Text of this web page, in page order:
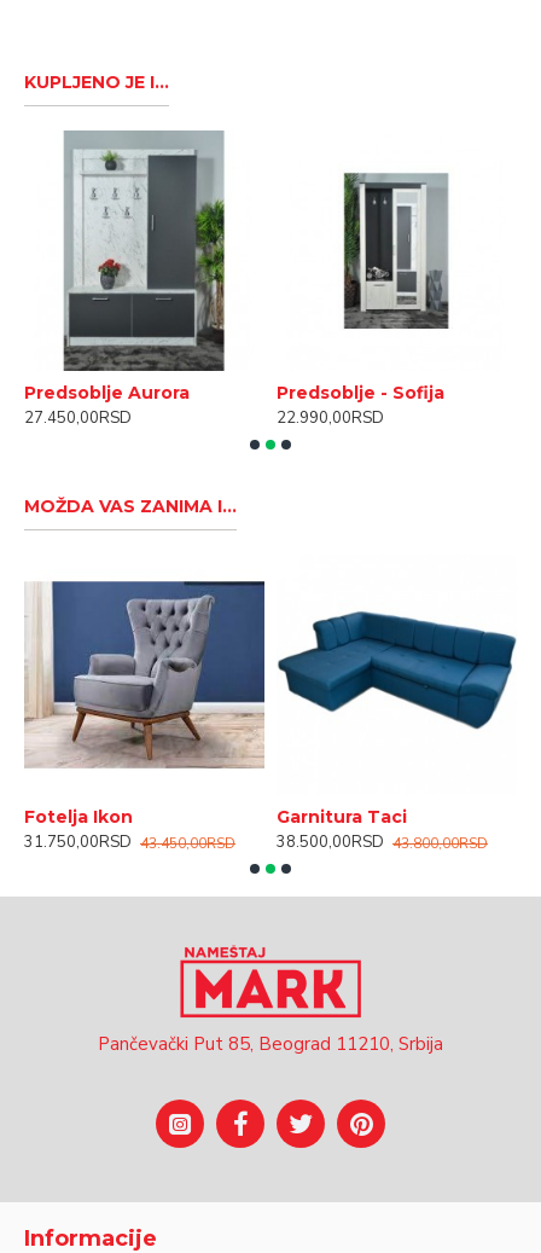
KUPLJENO JE I...
Predsoblje Aurora
27.450,00RSD
Predsoblje - Sofija
22.990,00RSD
MOŽDA VAS ZANIMA I...
Fotelja Ikon
31.750,00RSD 43.450,00RSD
Garnitura Taci
38.500,00RSD 43.800,00RSD
Pančevački Put 85, Beograd 11210, Srbija
Informacije